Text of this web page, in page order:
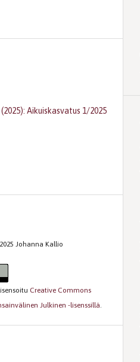
Aikuiskasvatus 1/2025
Johanna Kallio
Creative Commons
Julkinen -lisenssillä.